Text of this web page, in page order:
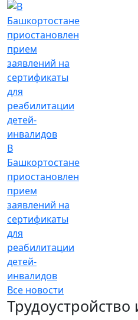
В
Башкортостане
приостановлен
прием
заявлений на
сертификаты
для
реабилитации
детей-
инвалидов
Все новости